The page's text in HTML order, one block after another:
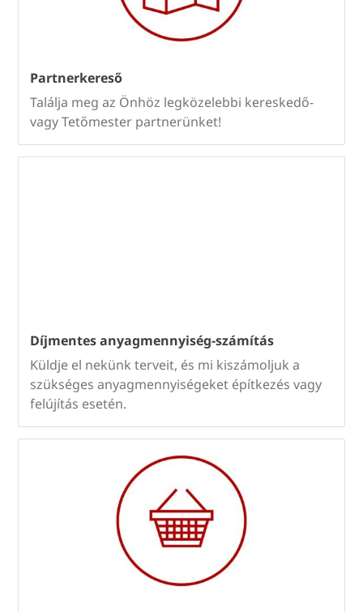
Partnerkereső
Találja meg az Önhöz legközelebbi kereskedő-
vagy Tetőmester partnerünket!
Díjmentes anyagmennyiség-számítás
Küldje el nekünk terveit, és mi kiszámoljuk a
szükséges anyagmennyiségeket építkezés vagy
felújítás esetén.